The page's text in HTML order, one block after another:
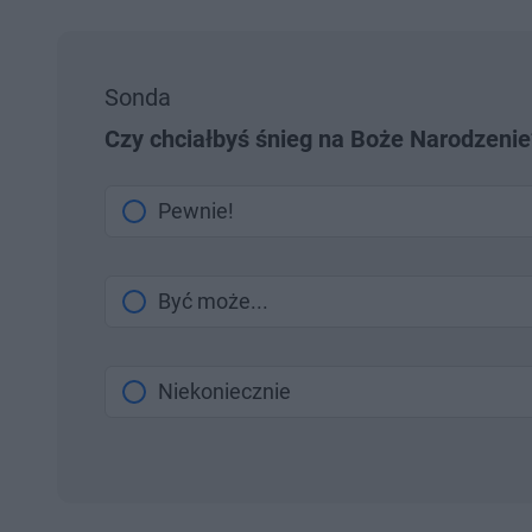
Sonda
Czy chciałbyś śnieg na Boże
Pewnie!
Być może...
Niekoniecznie